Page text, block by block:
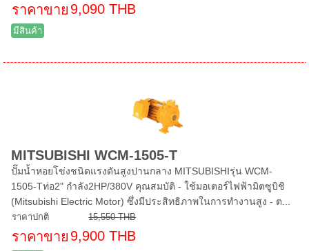
ราคาขาย 9,090 THB
มีสินค้า
MITSUBISHI WCM-1505-T
ปั๊มน้ำหอยโข่งชนิดแรงดันสูงปานกลาง MITSUBISHIรุ่น WCM-
1505-Tท่อ2" กำลัง2HP/380V คุณสมบัติ - ใช้มอเตอร์ไฟฟ้ามิตซูบิชิ
(Mitsubishi Electric Motor) ซึ่งมีประสิทธิภาพในการทำงานสูง - ต...
ราคาปกติ 15,550 THB
ราคาขาย 9,900 THB